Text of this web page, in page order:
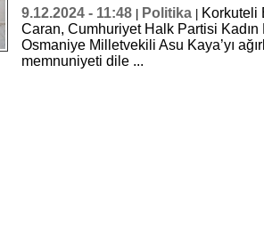
9.12.2024 - 11:48 Politika
Korkuteli
Caran, Cumhuriyet Halk Partisi Kadın
Osmaniye Milletvekili Asu Kaya’yı
memnuniyeti dile ...